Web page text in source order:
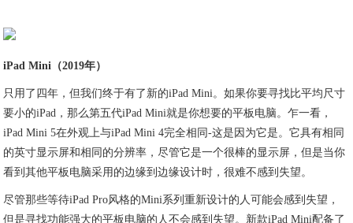
iPad Mini（2019年）
只用了四年，但我们终于有了新的iPad Mini。如果你要寻找比平均尺寸
要小的iPad，那么第五代iPad Mini就是你想要的平板电脑。乍一看，
iPad Mini 5在外观上与iPad Mini 4完全相同-这是因为它是。它具有相同
的英寸显示屏和相同的分辨率，尽管它是一个很棒的显示屏，但是当你
看到其他平板电脑采用的边缘到边缘设计时，很难不感到失望。
尽管那些等待iPad Pro风格的Mini系列重新设计的人可能会感到失望，
但是寻找功能强大的平板电脑的人不会感到失望。新款iPad Mini配备了